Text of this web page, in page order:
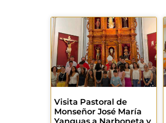
Visita Pastoral de
Monseñor José María